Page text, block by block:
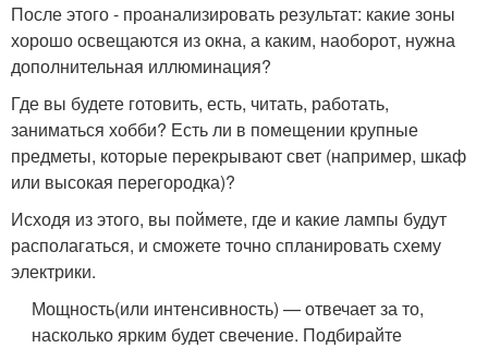
После этого - проанализировать результат: какие зоны
хорошо освещаются из окна, а каким, наоборот, нужна
дополнительная иллюминация?
Где вы будете готовить, есть, читать, работать,
заниматься хобби? Есть ли в помещении крупные
предметы, которые перекрывают свет (например, шкаф
или высокая перегородка)?
Исходя из этого, вы поймете, где и какие лампы будут
располагаться, и сможете точно спланировать схему
электрики.
Мощность(или интенсивность) — отвечает за то,
насколько ярким будет свечение. Подбирайте